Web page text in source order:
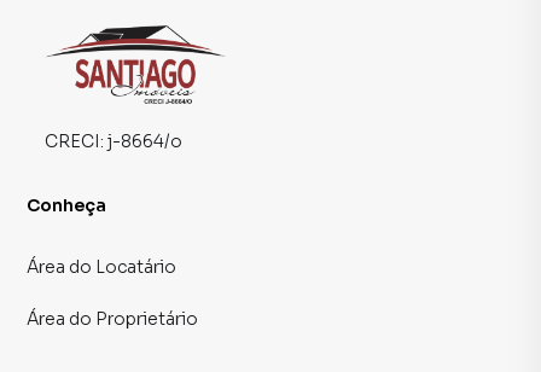
CRECI: j-8664/o
Conheça
Área do Locatário
Área do Proprietário